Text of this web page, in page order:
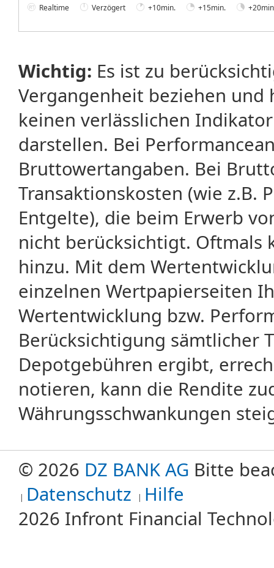
Realtime Verzögert +10min. +15min.
Wichtig: Es ist zu
Vergangenheit beziehen
keinen verlässlichen
darstellen. Bei
Bruttowertangaben. Bei
Transaktionskosten (wie z.B.
Entgelte), die beim Erwerb
nicht berücksichtigt. Oftmals
hinzu. Mit dem
einzelnen Wertpapierseiten
Wertentwicklung bzw.
Berücksichtigung sämtlicher
Depotgebühren ergibt,
notieren, kann die Rendite
Währungsschwankungen
© 2026 DZ BANK AG Bitte
Datenschutz Hilfe
2026 Infront Financial